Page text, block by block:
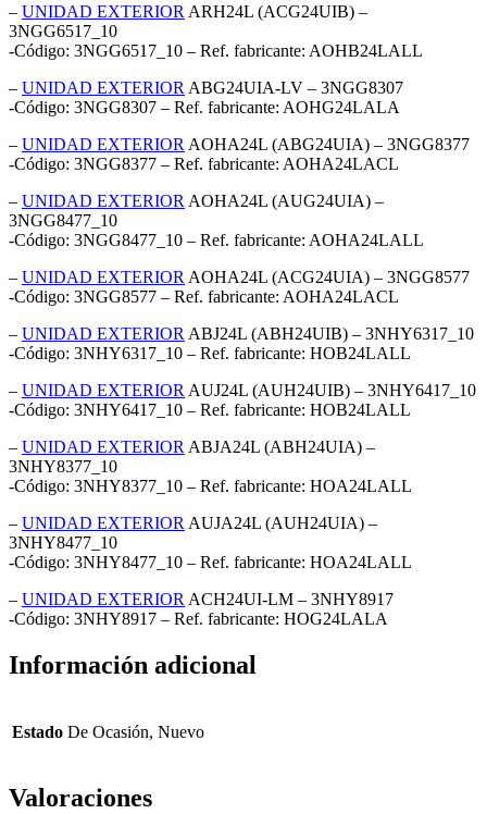
– UNIDAD EXTERIOR ARH24L (ACG24UIB) –
3NGG6517_10
-Código: 3NGG6517_10 – Ref. fabricante: AOHB24LALL
– UNIDAD EXTERIOR ABG24UIA-LV – 3NGG8307
-Código: 3NGG8307 – Ref. fabricante: AOHG24LALA
– UNIDAD EXTERIOR AOHA24L (ABG24UIA) – 3NGG8377
-Código: 3NGG8377 – Ref. fabricante: AOHA24LACL
– UNIDAD EXTERIOR AOHA24L (AUG24UIA) –
3NGG8477_10
-Código: 3NGG8477_10 – Ref. fabricante: AOHA24LALL
– UNIDAD EXTERIOR AOHA24L (ACG24UIA) – 3NGG8577
-Código: 3NGG8577 – Ref. fabricante: AOHA24LACL
– UNIDAD EXTERIOR ABJ24L (ABH24UIB) – 3NHY6317_10
-Código: 3NHY6317_10 – Ref. fabricante: HOB24LALL
– UNIDAD EXTERIOR AUJ24L (AUH24UIB) – 3NHY6417_10
-Código: 3NHY6417_10 – Ref. fabricante: HOB24LALL
– UNIDAD EXTERIOR ABJA24L (ABH24UIA) –
3NHY8377_10
-Código: 3NHY8377_10 – Ref. fabricante: HOA24LALL
– UNIDAD EXTERIOR AUJA24L (AUH24UIA) –
3NHY8477_10
-Código: 3NHY8477_10 – Ref. fabricante: HOA24LALL
– UNIDAD EXTERIOR ACH24UI-LM – 3NHY8917
-Código: 3NHY8917 – Ref. fabricante: HOG24LALA
Información adicional
Estado De Ocasión, Nuevo
Valoraciones